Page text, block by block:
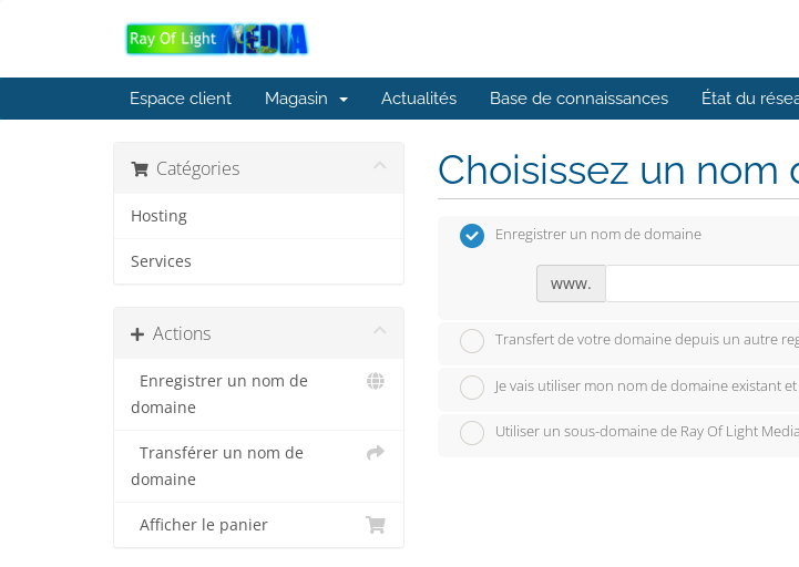
Espace client Magasin Actualités Base de connaissances État du
Catégories
Hosting
Services
Actions
Enregistrer un nom de
domaine
Transférer un nom de
domaine
Afficher le panier
Choisissez un nom
Enregistrer un nom de domaine
www.
Transfert de votre domaine depuis un autre
Je vais utiliser mon nom de domaine existant
Utiliser un sous-domaine de Ray Of Light Media